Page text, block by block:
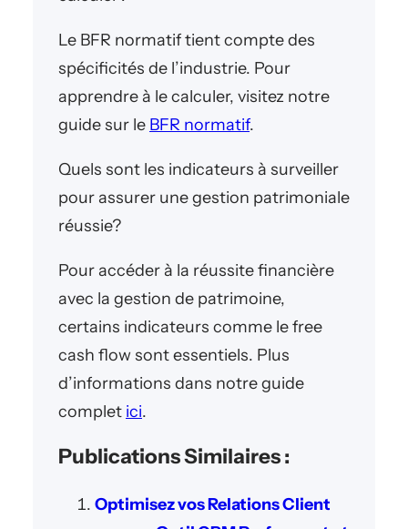
Le BFR normatif tient compte des
spécificités de l’industrie. Pour
apprendre à le calculer, visitez notre
guide sur le BFR normatif.
Quels sont les indicateurs à surveiller
pour assurer une gestion patrimoniale
réussie?
Pour accéder à la réussite financière
avec la gestion de patrimoine,
certains indicateurs comme le free
cash flow sont essentiels. Plus
d’informations dans notre guide
complet ici.
Publications Similaires :
Optimisez vos Relations Client